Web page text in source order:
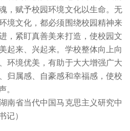
，赋予校园环境文化以生命。无
境文化，都必须围绕校园精神来
，紧盯真善美来打造，使校园文
起来、兴起来。学校整体向上向
环境优美，有助于大大增强广大
归属感、自豪感和幸福感，使校
。
省当代中国马克思主义研究中
记）